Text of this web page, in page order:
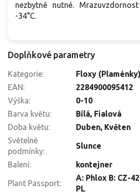
nezbytně nutné.
-34°C.
Doplňkové parametry
Kategorie:
Floxy (Plaménky)
EAN:
2284900095412
Výška:
0-10
Barva květu: Bílá, Fialová
Doba květu: Duben, Květen
Světelné
podmínky:
Slunce
Balení: kontejner
Plant Passport:
A: Phlox B: CZ-
PL